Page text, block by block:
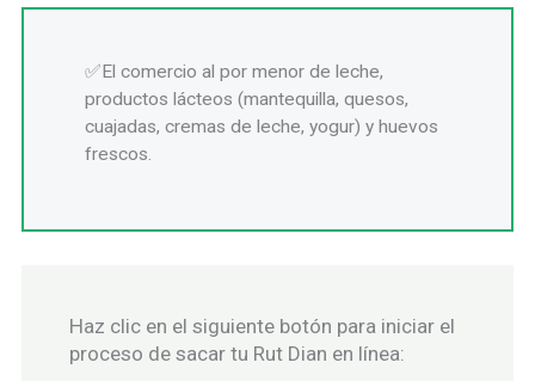
El comercio al por menor de leche,
productos lácteos (mantequilla, quesos,
cuajadas, cremas de leche, yogur) y huevos
frescos.
Haz clic en el siguiente botón para iniciar el
proceso de sacar tu Rut Dian en línea: